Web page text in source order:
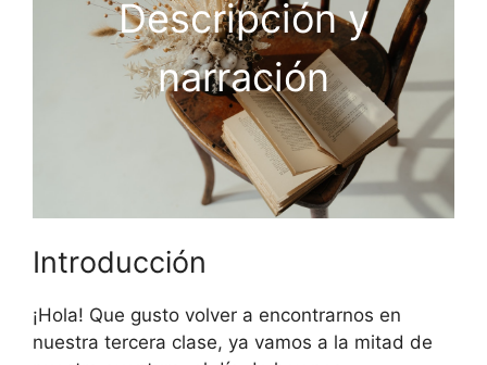
Descripción y
narración
Introducción
¡Hola! Que gusto volver a encontrarnos en
nuestra tercera clase, ya vamos a la mitad de